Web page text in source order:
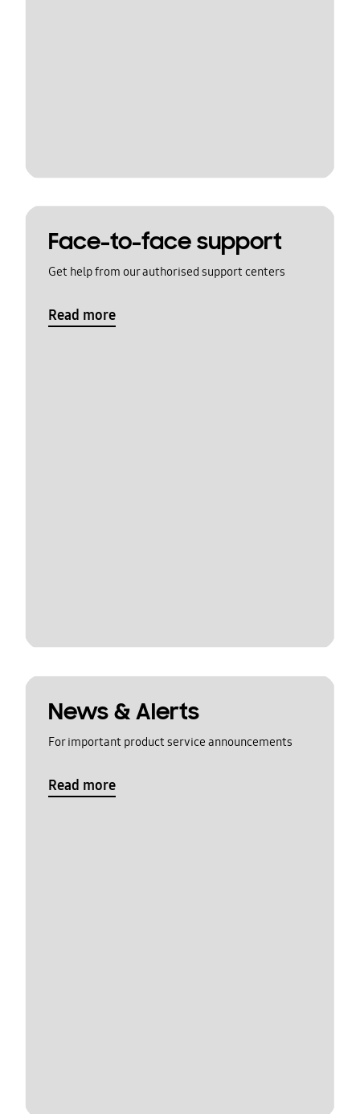
Face-to-face support
Get help from our authorised support centers
Read more
News & Alerts
For important product service announcements
Read more